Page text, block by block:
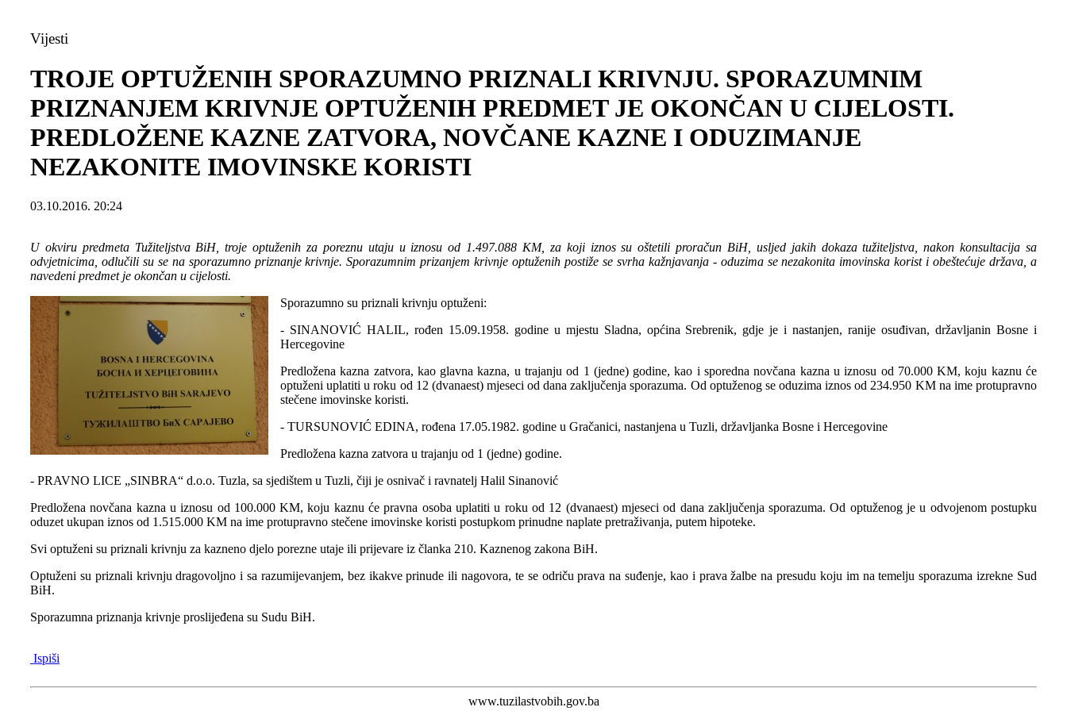
Vijesti
TROJE OPTUŽENIH SPORAZUMNO PRIZNALI KRIVNJU. SPORAZUMNIM
PRIZNANJEM KRIVNJE OPTUŽENIH PREDMET JE OKONČAN U CIJELOSTI.
PREDLOŽENE KAZNE ZATVORA, NOVČANE KAZNE I ODUZIMANJE
NEZAKONITE IMOVINSKE KORISTI
03.10.2016. 20:24
U okviru predmeta Tužiteljstva BiH, troje optuženih za poreznu utaju u iznosu od 1.497.088 KM, za koji iznos su oštetili proračun BiH, usljed jakih dokaza tužiteljstva, nakon konsultacija sa
odvjetnicima, odlučili su se na sporazumno priznanje krivnje. Sporazumnim prizanjem krivnje optuženih postiže se svrha kažnjavanja - oduzima se nezakonita imovinska korist i obeštećuje država, a
navedeni predmet je okončan u cijelosti.
Sporazumno su priznali krivnju optuženi:
- SINANOVIĆ HALIL, rođen 15.09.1958. godine u mjestu Sladna, općina Srebrenik, gdje je i nastanjen, ranije osuđivan, državljanin Bosne i
Hercegovine
Predložena kazna zatvora, kao glavna kazna, u trajanju od 1 (jedne) godine, kao i sporedna novčana kazna u iznosu od 70.000 KM, koju kaznu će
optuženi uplatiti u roku od 12 (dvanaest) mjeseci od dana zaključenja sporazuma. Od optuženog se oduzima iznos od 234.950 KM na ime protupravno
stečene imovinske koristi.
- TURSUNOVIĆ EDINA, rođena 17.05.1982. godine u Gračanici, nastanjena u Tuzli, državljanka Bosne i Hercegovine
Predložena kazna zatvora u trajanju od 1 (jedne) godine.
- PRAVNO LICE „SINBRA“ d.o.o. Tuzla, sa sjedištem u Tuzli, čiji je osnivač i ravnatelj Halil Sinanović
Predložena novčana kazna u iznosu od 100.000 KM, koju kaznu će pravna osoba uplatiti u roku od 12 (dvanaest) mjeseci od dana zaključenja sporazuma. Od optuženog je u odvojenom postupku
oduzet ukupan iznos od 1.515.000 KM na ime protupravno stečene imovinske koristi postupkom prinudne naplate pretraživanja, putem hipoteke.
Svi optuženi su priznali krivnju za kazneno djelo porezne utaje ili prijevare iz članka 210. Kaznenog zakona BiH.
Optuženi su priznali krivnju dragovoljno i sa razumijevanjem, bez ikakve prinude ili nagovora, te se odriču prava na suđenje, kao i prava žalbe na presudu koju im na temelju sporazuma izrekne Sud
BiH.
Sporazumna priznanja krivnje proslijeđena su Sudu BiH.
Ispiši
www.tuzilastvobih.gov.ba